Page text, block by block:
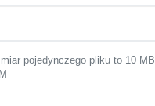
pojedynczego pliku to 10 MB.